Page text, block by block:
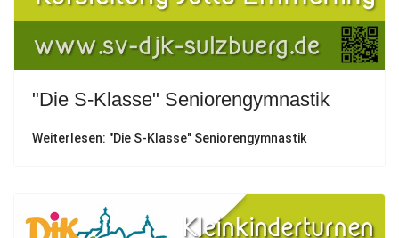
"Die S-Klasse" Seniorengymnastik
Weiterlesen: "Die S-Klasse" Seniorengymnastik